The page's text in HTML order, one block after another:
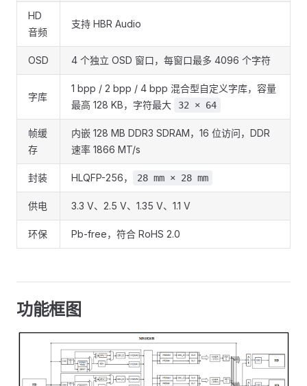
HD
音频
支持 HBR Audio
OSD 4 个独立 OSD 窗口，每窗口最多 4096 个字符
字库
1 bpp / 2 bpp / 4 bpp 混合型自定义字库，容量
最高 128 KB，字符最大
32 × 64
帧缓
存
内嵌 128 MB DDR3 SDRAM，16 位访问，DDR
速率 1866 MT/s
封装 HLQFP-256， 28 mm × 28 mm
供电 3.3 V、2.5 V、1.35 V、1.1 V
环保 Pb-free，符合 RoHS 2.0
功能框图